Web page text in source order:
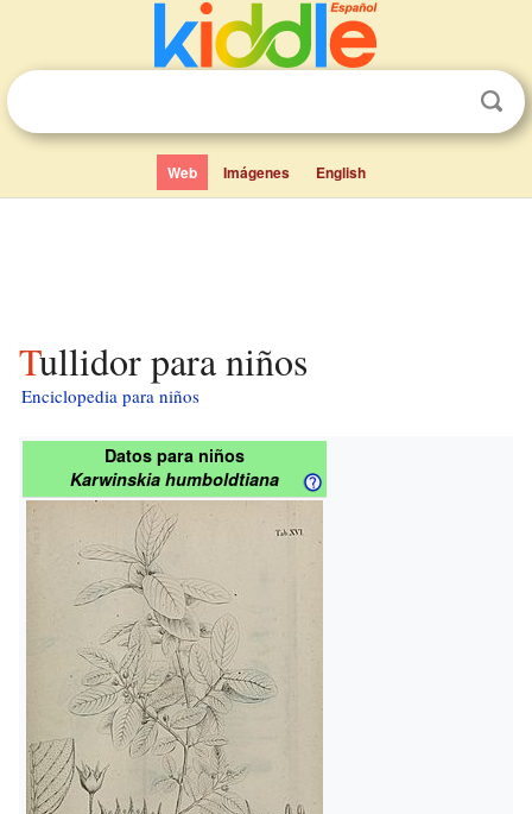
Web Imágenes English
Tullidor para niños
Enciclopedia para niños
Datos para niños
Karwinskia humboldtiana